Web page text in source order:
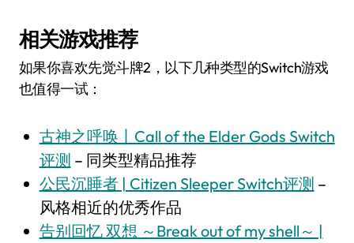
相关游戏推荐
如果你喜欢先觉斗牌2，以下几种类型的Switch游戏
也值得一试：
古神之呼唤丨Call of the Elder Gods Switch
评测 – 同类型精品推荐
公民沉睡者 | Citizen Sleeper Switch评测 –
风格相近的优秀作品
告别回忆 双想 ～Break out of my shell～ |